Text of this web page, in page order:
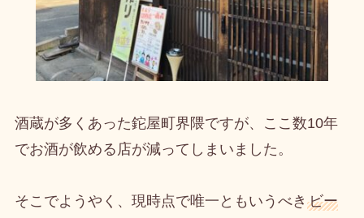
酒蔵が多くあった鉈屋町界隈ですが、ここ数10年
でお酒が飲める店が減ってしまいました。
そこでようやく、現時点で唯一ともいうべき ビー